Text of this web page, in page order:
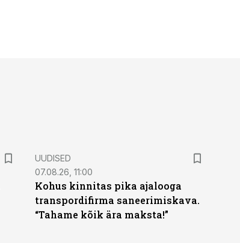
UUDISED
07.08.26, 11:00
Kohus kinnitas pika ajalooga
transpordifirma saneerimiskava.
“Tahame kõik ära maksta!”